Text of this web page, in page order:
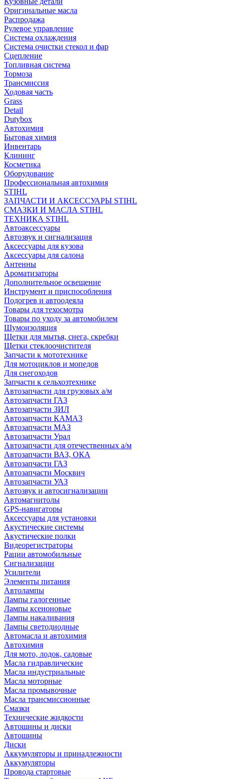
Оригинальные масла
Распродажа
Рулевое управление
Система охлаждения
Система очистки стекол и фар
Сцепление
Топливная система
Тормоза
Трансмиссия
Ходовая часть
Grass
Detail
Dutybox
Автохимия
Бытовая химия
Инвентарь
Клининг
Косметика
Оборудование
Профессиональная автохимия
STIHL
ЗАПЧАСТИ И АКСЕССУАРЫ STIHL
СМАЗКИ И МАСЛА STIHL
ТЕХНИКА STIHL
Автоаксессуары
Автозвук и сигнализация
Аксессуары для кузова
Аксессуары для салона
Антенны
Ароматизаторы
Дополнительное освещение
Инструмент и приспособления
Подогрев и автоодеяла
Товары для техосмотра
Товары по уходу за автомобилем
Шумоизоляция
Щетки для мытья, снега, скребки
Щетки стеклоочистителя
Запчасти к мототехнике
Для мотоциклов и мопедов
Для снегоходов
Запчасти к сельхозтехнике
Автозапчасти для грузовых а/м
Автозапчасти ГАЗ
Автозапчасти ЗИЛ
Автозапчасти КАМАЗ
Автозапчасти МАЗ
Автозапчасти Урал
Автозапчасти для отечественных а/м
Автозапчасти ВАЗ, ОКА
Автозапчасти ГАЗ
Автозапчасти Москвич
Автозапчасти УАЗ
Автозвук и автосигнализации
Автомагнитолы
GPS-навигаторы
Аксессуары для установки
Акустические системы
Акустические полки
Видеорегистраторы
Рации автомобильные
Сигнализации
Усилители
Элементы питания
Автолампы
Лампы галогенные
Лампы ксеноновые
Лампы накаливания
Лампы светодиодные
Автомасла и автохимия
Автохимия
Для мото, лодок, садовые
Масла гидравлические
Масла индустриальные
Масла моторные
Масла промывочные
Масла трансмиссионные
Смазки
Технические жидкости
Автошины и диски
Автошины
Диски
Аккумуляторы и принадлежности
Аккумуляторы
Провода стартовые